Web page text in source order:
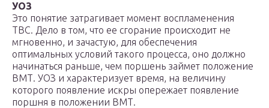
УОЗ
Это понятие затрагивает момент воспламенения
ТВС. Дело в том, что ее сгорание происходит не
мгновенно, и зачастую, для обеспечения
оптимальных условий такого процесса, оно должно
начинаться раньше, чем поршень займет положение
ВМТ. УОЗ и характеризует время, на величину
которого появление искры опережает появление
поршня в положении ВМТ.